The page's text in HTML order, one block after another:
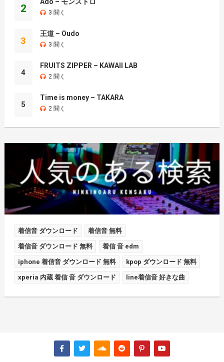
2 3 聞く
3
王道 – Oudo
3 聞く
4
FRUITS ZIPPER – KAWAII LAB
2 聞く
5
Time is money – TAKARA
2 聞く
着信音 ダウンロード 着信音 無料
着信音 ダウンロード 無料 着信 音 edm
iphone 着信音 ダウンロード 無料 kpop ダウンロード 無料
xperia 内蔵 着信 音 ダウンロード line着信音 好きな曲